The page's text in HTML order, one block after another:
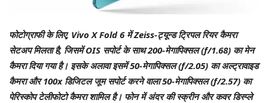
फोटोग्राफी के लिए, Vivo X Fold 6 में Zeiss-ट्यून्ड ट्रिपल रियर कैमरा
सेटअप मिलता है, जिसमें OIS सपोर्ट के साथ 200-मेगापिक्सल (f/1.68) का मेन
कैमरा दिया गया है। इसके अलावा इसमें 50-मेगापिक्सल (f/2.05) का अल्ट्रावाइड
कैमरा और 100x डिजिटल जूम सपोर्ट करने वाला 50-मेगापिक्सल (f/2.57) का
पेरिस्कोप टेलीफोटो कैमरा शामिल है। फोन में अंदर की स्क्रीन और कवर डिस्प्ले